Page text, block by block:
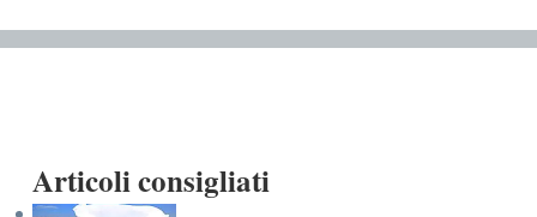
Articoli consigliati